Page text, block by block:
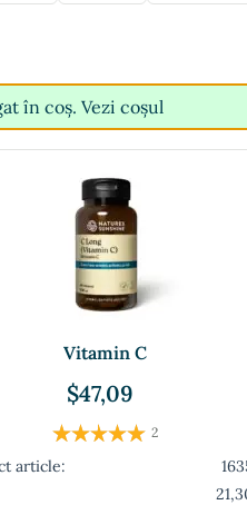
în coș. Vezi coșul
Vitamin C
$47,09
2
article: